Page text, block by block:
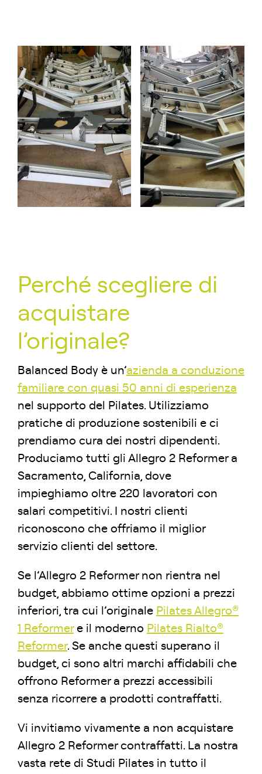
Perché scegliere di
acquistare
l’originale?
Balanced Body è un’azienda a conduzione
familiare con quasi 50 anni di esperienza
nel supporto del Pilates. Utilizziamo
pratiche di produzione sostenibili e ci
prendiamo cura dei nostri dipendenti.
Produciamo tutti gli Allegro 2 Reformer a
Sacramento, California, dove
impieghiamo oltre 220 lavoratori con
salari competitivi. I nostri clienti
riconoscono che offriamo il miglior
servizio clienti del settore.
Se l’Allegro 2 Reformer non rientra nel
budget, abbiamo ottime opzioni a prezzi
inferiori, tra cui l’originale Pilates Allegro®
1 Reformere il moderno Pilates Rialto®
Reformer. Se anche questi superano il
budget, ci sono altri marchi affidabili che
offrono Reformer a prezzi accessibili
senza ricorrere a prodotti contraffatti.
Vi invitiamo vivamente a non acquistare
Allegro 2 Reformer contraffatti. La nostra
vasta rete di Studi Pilates in tutto il